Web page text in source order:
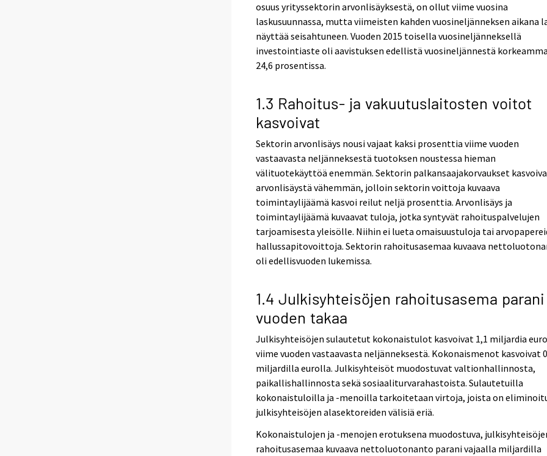
osuus yrityssektorin arvonlisäyksestä, on ollut viime vuosina
laskusuunnassa, mutta viimeisten kahden vuosineljänneksen aikana
näyttää seisahtuneen. Vuoden 2015 toisella vuosineljänneksellä
investointiaste oli aavistuksen edellistä vuosineljännestä
24,6 prosentissa.
1.3 Rahoitus- ja vakuutuslaitosten voitot
kasvoivat
Sektorin arvonlisäys nousi vajaat kaksi prosenttia viime vuoden
vastaavasta neljänneksestä tuotoksen noustessa hieman
välituotekäyttöä enemmän. Sektorin palkansaajakorvaukset
arvonlisäystä vähemmän, jolloin sektorin voittoja kuvaava
toimintaylijäämä kasvoi reilut neljä prosenttia. Arvonlisäys ja
toimintaylijäämä kuvaavat tuloja, jotka syntyvät rahoituspalvelujen
tarjoamisesta yleisölle. Niihin ei lueta omaisuustuloja tai
hallussapitovoittoja. Sektorin rahoitusasemaa kuvaava
oli edellisvuoden lukemissa.
1.4 Julkisyhteisöjen rahoitusasema parani
vuoden takaa
Julkisyhteisöjen sulautetut kokonaistulot kasvoivat 1,1 miljardia
viime vuoden vastaavasta neljänneksestä. Kokonaismenot kasvoivat
miljardilla eurolla. Julkisyhteisöt muodostuvat valtionhallinnosta,
paikallishallinnosta sekä sosiaaliturvarahastoista. Sulautetuilla
kokonaistuloilla ja -menoilla tarkoitetaan virtoja, joista on
julkisyhteisöjen alasektoreiden välisiä eriä.
Kokonaistulojen ja -menojen erotuksena muodostuva,
rahoitusasemaa kuvaava nettoluotonanto parani vajaalla miljardilla